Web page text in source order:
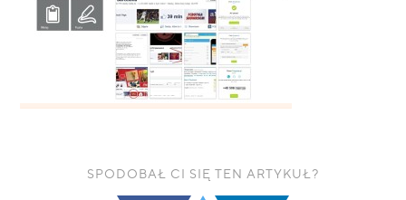
SPODOBAŁ CI SIĘ TEN ARTYKUŁ?